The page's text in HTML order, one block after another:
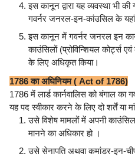
इस कानून द्वारा यह व्यवस्था भी की
गवर्नर जनरल-इन-कांउसिल के यहां
इस कानून में गवर्नर जनरल इन
काउंसिलों (प्रोविन्शियल कोर्ट्स
के लिए अधिकृत किया।
1786 का अधिनियम ( Act of 1786)
1786 में लार्ड कार्नवालिस को बंगाल
यह पद स्वीकार करने के लिए दो शर्तें या
उसे विशेष मामलों में अपनी
मानने का अधिकार हो ।
उसे सेनापति अथवा कमांडर-इन-